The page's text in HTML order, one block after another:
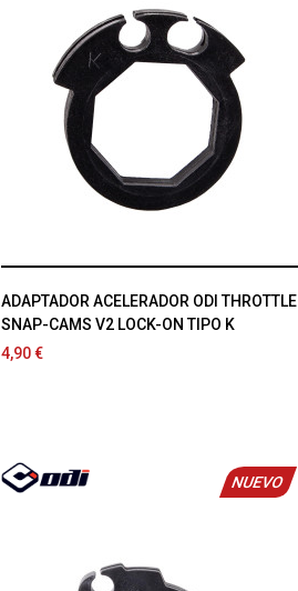
ADAPTADOR ACELERADOR ODI THROTTLE
SNAP-CAMS V2 LOCK-ON TIPO K
4,90 €
NUEVO